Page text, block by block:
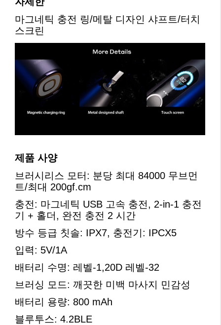
마그네틱 충전 링/메탈 디자인 샤프트/터치
스크린
제품 사양
브러시리스 모터: 분당 최대 84000 무브먼
트/최대 200gf.cm
충전: 마그네틱 USB 고속 충전, 2-in-1 충전
기 + 홀더, 완전 충전 2 시간
방수 등급 칫솔: IPX7, 충전기: IPCX5
입력: 5V/1A
배터리 수명: 레벨-1,20D 레벨-32
브러싱 모드: 깨끗한 미백 마사지 민감성
배터리 용량: 800 mAh
블루투스: 4.2BLE